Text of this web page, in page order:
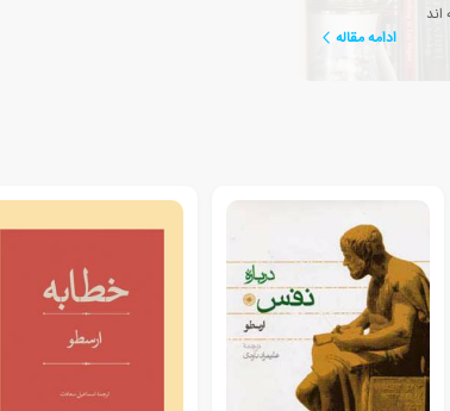
ادامه مقاله